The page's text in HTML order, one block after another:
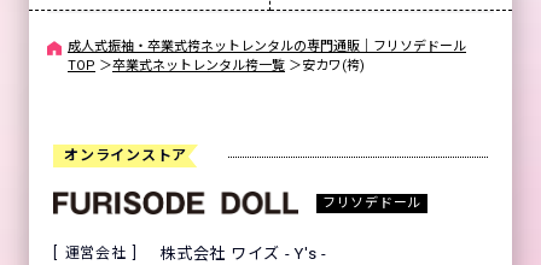
成人式振袖・卒業式袴ネットレンタルの専門通販｜フリソデドール
TOP ＞卒業式ネットレンタル袴一覧 ＞安カワ(袴)
オンラインストア
フリソデドール
運営会社 株式会社 ワイズ - Y's -